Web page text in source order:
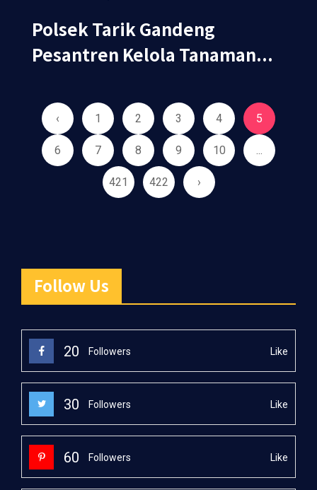
Polsek Tarik Gandeng
Pesantren Kelola Tanaman...
‹ 1 2 3 4 5
6 7 8 9 10 ...
421 422 ›
Follow Us
20 Followers Like
30 Followers Like
60 Followers Like